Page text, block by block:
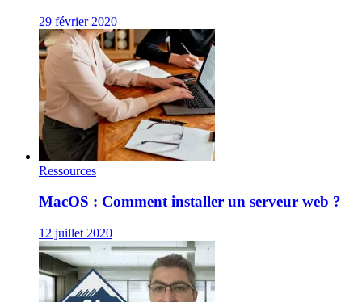
29 février 2020
Ressources
MacOS : Comment installer un serveur web ?
12 juillet 2020